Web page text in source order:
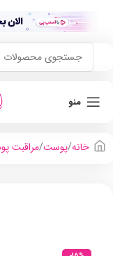
منو
خانه پوست مراقبت